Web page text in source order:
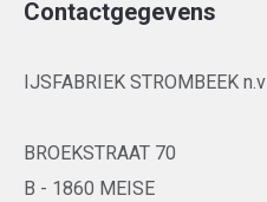
Contactgegevens
IJSFABRIEK STROMBEEK n.v
BROEKSTRAAT 70
B - 1860 MEISE